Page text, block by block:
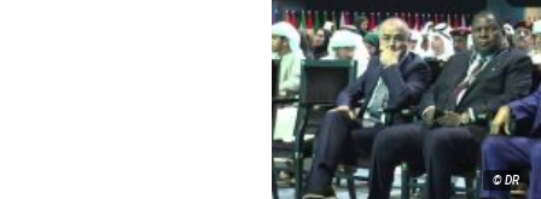
© DR